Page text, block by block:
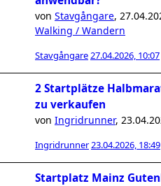
von Stavgångare,
Walking / Wandern
Stavgångare27.04.2026, 10:07
2 Startplätze
zu verkaufen
von Ingridrunner,
Ingridrunner23.04.2026, 18:49
Startplatz Mainz